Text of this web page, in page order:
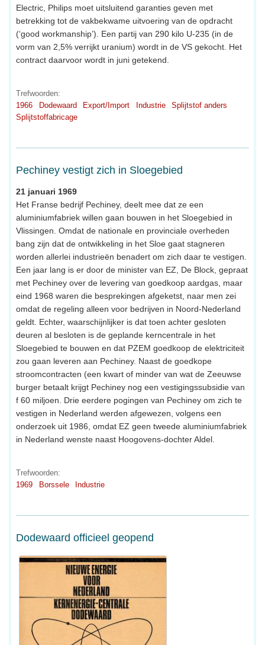
Electric, Philips moet uitsluitend garanties geven met
betrekking tot de vakbekwame uitvoering van de opdracht
(‘good workmanship’). Een partij van 290 kilo U-235 (in de
vorm van 2,5% verrijkt uranium) wordt in de VS gekocht. Het
contract daarvoor wordt in juni getekend.
Trefwoorden:
1966
Dodewaard Export/Import Industrie
Splijtstof anders
Splijtstoffabricage
Pechiney vestigt zich in Sloegebied
21 januari 1969
Het Franse bedrijf Pechiney, deelt mee dat ze een
aluminiumfabriek willen gaan bouwen in het Sloegebied in
Vlissingen. Omdat de nationale en provinciale overheden
bang zijn dat de ontwikkeling in het Sloe gaat stagneren
worden allerlei industrieën benadert om zich daar te vestigen.
Een jaar lang is er door de minister van EZ, De Block, gepraat
met Pechiney over de levering van goedkoop aardgas, maar
eind 1968 waren die besprekingen afgeketst, naar men zei
omdat de regeling alleen voor bedrijven in Noord-Nederland
geldt. Echter, waarschijnlijker is dat toen achter gesloten
deuren al besloten is de geplande kerncentrale in het
Sloegebied te bouwen en dat PZEM goedkoop de elektriciteit
zou gaan leveren aan Pechiney. Naast de goedkope
stroomcontracten (een kwart of minder van wat de Zeeuwse
burger betaalt krijgt Pechiney nog een vestigingssubsidie van
f 60 miljoen. Drie eerdere pogingen van Pechiney om zich te
vestigen in Nederland werden afgewezen, volgens een
onderzoek uit 1986, omdat EZ geen tweede aluminiumfabriek
in Nederland wenste naast Hoogovens-dochter Aldel.
Trefwoorden:
1969
Borssele Industrie
Dodewaard officieel geopend